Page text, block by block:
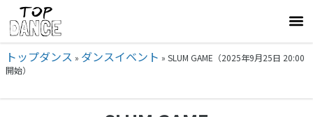
トップダンス » ダンスイベント » SLUM GAME（2025年9月25日 20:00
開始）